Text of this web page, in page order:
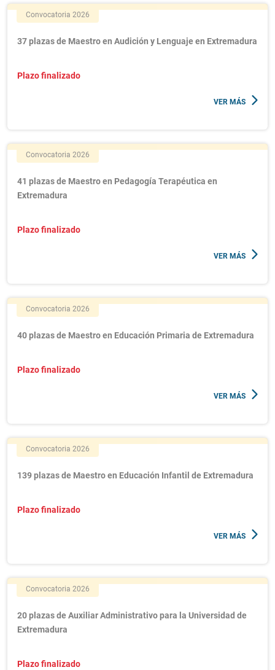
Convocatoria 2026
37 plazas de Maestro en Audición y Lenguaje en Extremadura
Plazo finalizado
VER MÁS
Convocatoria 2026
41 plazas de Maestro en Pedagogía Terapéutica en
Extremadura
Plazo finalizado
VER MÁS
Convocatoria 2026
40 plazas de Maestro en Educación Primaria de Extremadura
Plazo finalizado
VER MÁS
Convocatoria 2026
139 plazas de Maestro en Educación Infantil de Extremadura
Plazo finalizado
VER MÁS
Convocatoria 2026
20 plazas de Auxiliar Administrativo para la Universidad de
Extremadura
Plazo finalizado